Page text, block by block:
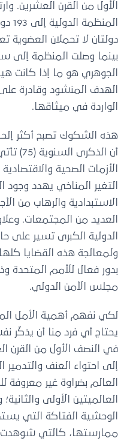
الأول من القرن العشرين.
دولتان لا تحملان العضوية
الجوهري هو ما إذا كانت
الهدف المنشود وقادرة على
الواردة في ميثاقها.
هذه الشكوك تصبح أكثر
أن
الأزمات الصحية
التغير المناخي يهدد وجود
الاستبدادية والرهاب من
العديد من المجتمعات.
الدولية الكبرى تسير على
ولمعالجة هذه القضايا
بدور فعال للأمم المتحدة
مجلس الأمن الدولي.
لكي نفهم أهمية الأمل
يحتاج أي فرد منا أن يذكّر
في النصف الأول من القرن
إلى احتواء العنف
العالم بضراوة غير معروفة
العالميتين الأولى
الوحشية الفتاكة التي
ممارستها، كالتي شوهدت